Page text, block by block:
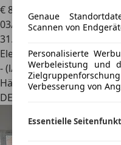
Genaue
Scannen von
Personalisierte
Werbeleistung und
Verbesserung von
Essentielle
€ 89.900
03/2023
31.500 km
Elektro/Benzin
- (l/100 km)
Händler
DE 50354